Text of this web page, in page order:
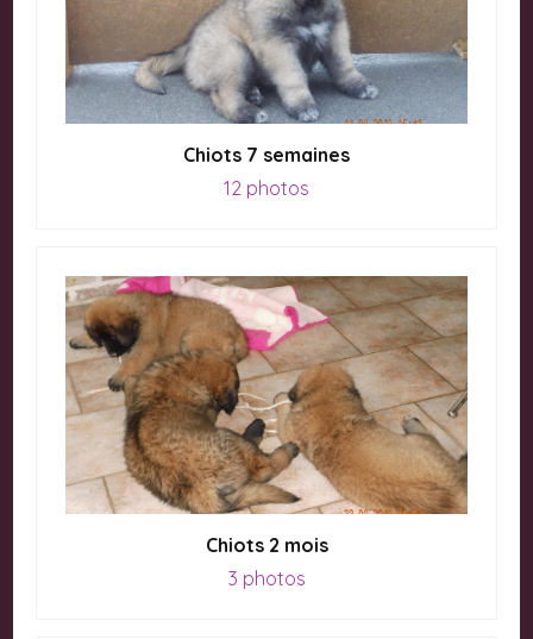
Chiots 7 semaines
12 photos
Chiots 2 mois
3 photos